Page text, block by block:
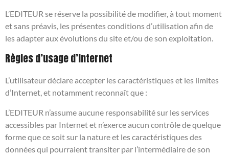
L’EDITEUR se réserve la possibilité de modifier, à tout moment
et sans préavis, les présentes conditions d’utilisation afin de
les adapter aux évolutions du site et/ou de son exploitation.
Règles d’usage d’Internet
L’utilisateur déclare accepter les caractéristiques et les limites
d’Internet, et notamment reconnaît que :
L’EDITEUR n’assume aucune responsabilité sur les services
accessibles par Internet et n’exerce aucun contrôle de quelque
forme que ce soit sur la nature et les caractéristiques des
données qui pourraient transiter par l’intermédiaire de son